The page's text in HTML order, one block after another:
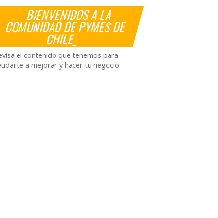
BIENVENIDOS A LA
COMUNIDAD DE PYMES DE
CHILE_
el contenido que tenemos para
a mejorar y hacer tu negocio.